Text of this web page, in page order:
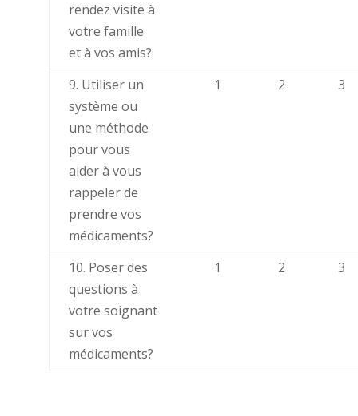
rendez visite à
votre famille
et à vos amis?
9. Utiliser un
système ou
une méthode
pour vous
aider à vous
rappeler de
prendre vos
médicaments?
1 2 3
10. Poser des
questions à
votre soignant
sur vos
médicaments?
1 2 3